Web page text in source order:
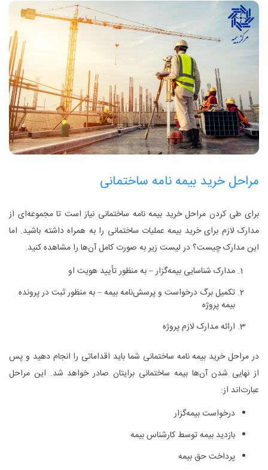
مراحل خرید بیمه نامه ساختمانی
برای طی کردن مراحل خرید بیمه نامه ساختمانی نیاز است تا مجموعه‌ای از
مدارک لازم برای خرید بیمه عملیات ساختمانی را به همراه داشته باشید. اما
این مدارک چیست؟ در لیست زیر به صورت کامل آن‌ها را مشاهده کنید.
مدارک شناسایی بیمه‌گزار – به منظور تأیید هویت او
تکمیل برگ درخواست و پرسش‌نامه بیمه – به منظور ثبت در پرونده
بیمه پروژه
ارائه مدارک لازم پروژه
در مراحل خرید بیمه نامه ساختمانی شما باید اقداماتی را انجام دهید و پس
از نهایی شدن آن‌ها بیمه ساختمانی برایتان صادر خواهد شد. این مراحل
عبارت‌اند از:
درخواست بیمه‌گزار
بازدید بیمه توسط کارشناس بیمه
پرداخت حق بیمه